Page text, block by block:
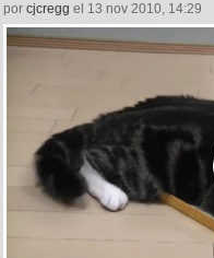
por cjcregg el 13 nov 2010, 14:29